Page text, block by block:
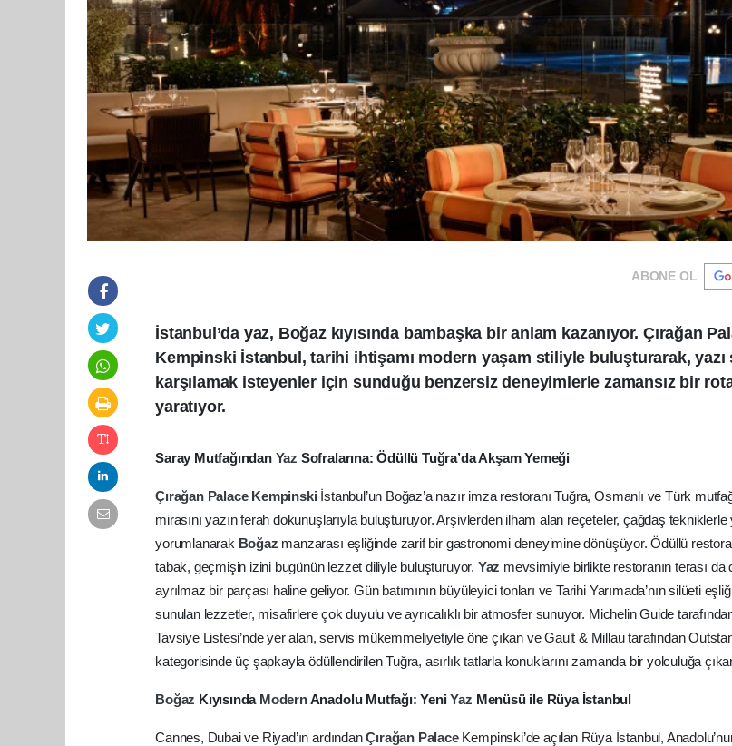
ABONE OL
İstanbul’da yaz, Boğaz kıyısında bambaşka bir anlam kazanıyor. Çırağan
Kempinski İstanbul, tarihi ihtişamı modern yaşam stiliyle buluşturarak, yazı
karşılamak isteyenler için sunduğu benzersiz deneyimlerle zamansız bir
yaratıyor.
Saray Mutfağından Yaz Sofralarına: Ödüllü Tuğra’da Akşam Yemeği
Çırağan Palace Kempinski İstanbul’un Boğaz’a nazır imza restoranı Tuğra, Osmanlı ve Türk
mirasını yazın ferah dokunuşlarıyla buluşturuyor. Arşivlerden ilham alan reçeteler, çağdaş tekniklerle
yorumlanarak Boğaz manzarası eşliğinde zarif bir gastronomi deneyimine dönüşüyor. Ödüllü
tabak, geçmişin izini bugünün lezzet diliyle buluşturuyor. Yaz mevsimiyle birlikte restoranın terası da
ayrılmaz bir parçası haline geliyor. Gün batımının büyüleyici tonları ve Tarihi Yarımada’nın silüeti
sunulan lezzetler, misafirlere çok duyulu ve ayrıcalıklı bir atmosfer sunuyor. Michelin Guide
Tavsiye Listesi’nde yer alan, servis mükemmeliyetiyle öne çıkan ve Gault & Millau tarafından
kategorisinde üç şapkayla ödüllendirilen Tuğra, asırlık tatlarla konuklarını zamanda bir yolculuğa
Boğaz Kıyısında ModernAnadolu Mutfağı: YeniYaz Menüsü ile Rüya İstanbul
Cannes, Dubai ve Riyad’ın ardındanÇırağan Palace Kempinski’de açılan Rüya İstanbul,